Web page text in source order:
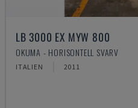
LB 3000 EX MYW 800
OKUMA - HORISONTELL SVARV
ITALIEN 2011